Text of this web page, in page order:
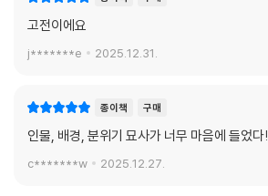
고전이에요
j*******e 2025.12.31.
종이책 구매
인물, 배경, 분위기 묘사가 너무 마음에 들었다!
c*******w 2025.12.27.